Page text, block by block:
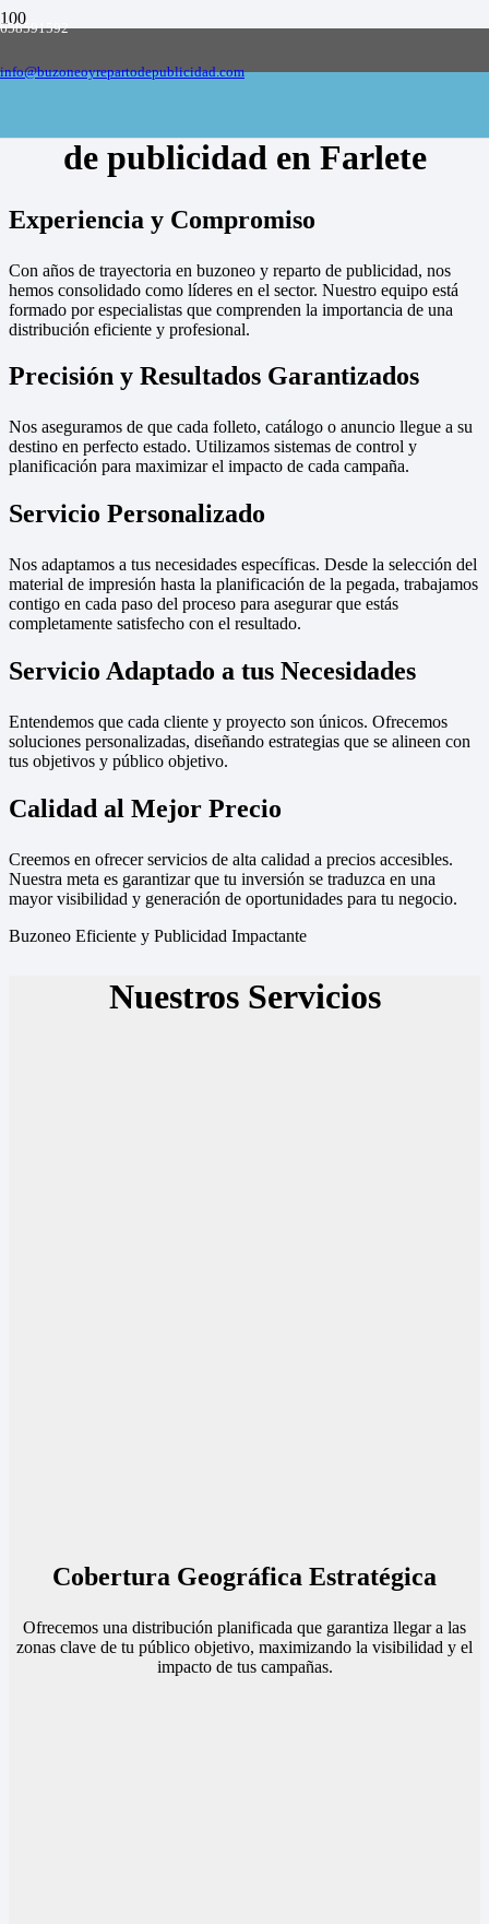
658591592
info@buzoneoyrepartodepublicidad.com
Empresa de buzoneo y reparto de publicidad
de publicidad en Farlete
Experiencia y Compromiso
Con años de trayectoria en buzoneo y reparto de publicidad, nos
hemos consolidado como líderes en el sector. Nuestro equipo está
formado por especialistas que comprenden la importancia de una
distribución eficiente y profesional.
Precisión y Resultados Garantizados
Nos aseguramos de que cada folleto, catálogo o anuncio llegue a su
destino en perfecto estado. Utilizamos sistemas de control y
planificación para maximizar el impacto de cada campaña.
Servicio Personalizado
Nos adaptamos a tus necesidades específicas. Desde la selección del
material de impresión hasta la planificación de la pegada, trabajamos
contigo en cada paso del proceso para asegurar que estás
completamente satisfecho con el resultado.
Servicio Adaptado a tus Necesidades
Entendemos que cada cliente y proyecto son únicos. Ofrecemos
soluciones personalizadas, diseñando estrategias que se alineen con
tus objetivos y público objetivo.
Calidad al Mejor Precio
Creemos en ofrecer servicios de alta calidad a precios accesibles.
Nuestra meta es garantizar que tu inversión se traduzca en una
mayor visibilidad y generación de oportunidades para tu negocio.
Buzoneo Eficiente y Publicidad Impactante
Nuestros Servicios
Cobertura Geográfica Estratégica
Ofrecemos una distribución planificada que garantiza llegar a las
zonas clave de tu público objetivo, maximizando la visibilidad y el
impacto de tus campañas.